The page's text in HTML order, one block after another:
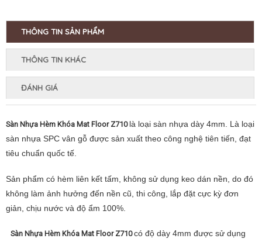
THÔNG TIN SẢN PHẨM
THÔNG TIN KHÁC
ĐÁNH GIÁ
Sàn Nhựa Hèm Khóa Mat Floor Z710 là loại sàn nhựa dày 4mm. Là loại
sàn nhựa SPC vân gỗ được sản xuất theo công nghệ tiên tiến, đạt
tiêu chuẩn quốc tế.
Sản phẩm có hèm liên kết tấm, không sử dụng keo dán nền, do đó
không làm ảnh hưởng đến nền cũ, thi công, lắp đặt cực kỳ đơn
giản, chịu nước và độ ẩm 100%.
Sàn Nhựa Hèm Khóa Mat Floor Z710có độ dày 4mm được sử dụng